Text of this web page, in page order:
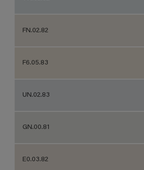
FN.02.82
F6.05.83
UN.02.83
GN.00.81
E0.03.82